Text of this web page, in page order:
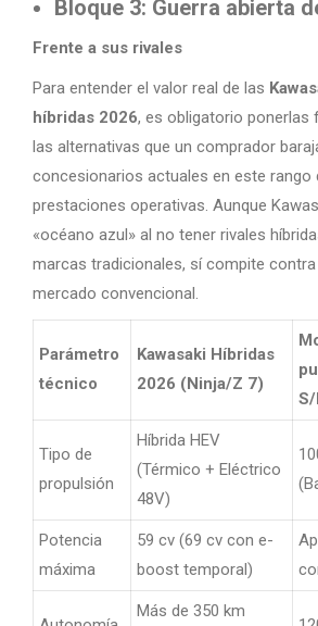
Bloque 3: Guerra abierta
Frente a sus rivales
Para entender el valor real de las
híbridas 2026, es obligatorio ponerlas
las alternativas que un comprador
concesionarios actuales en este rango
prestaciones operativas. Aunque
«océano azul» al no tener rivales
marcas tradicionales, sí compite contra
mercado convencional.
Parámetro
técnico
Kawasaki Híbridas
2026 (Ninja/Z 7)
S/
Tipo de
propulsión
Híbrida HEV
(Térmico + Eléctrico
48V)
Potencia
máxima
59 cv (69 cv con e-
boost temporal)
Más de 350 km